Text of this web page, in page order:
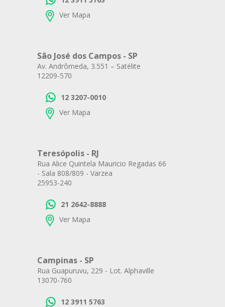
Ver Mapa
São José dos Campos - SP
Av. Andrômeda, 3.551 – Satélite
12209-570
12 3207-0010
Ver Mapa
Teresópolis - RJ
Rua Alice Quintela Mauricio Regadas 66
- Sala 808/809 - Varzea
25953-240
21 2642-8888
Ver Mapa
Campinas - SP
Rua Guapuruvu, 229 - Lot. Alphaville
13070-760
12 3911 5763